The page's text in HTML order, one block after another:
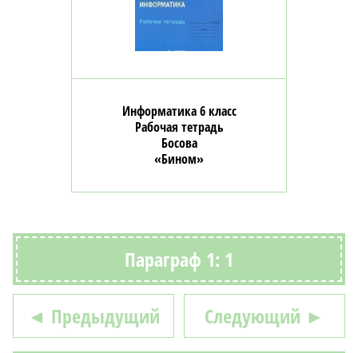
Информатика 6 класс
Рабочая тетрадь
Босова
«Бином»
Параграф 1: 1
◄ Предыдущий Следующий ►